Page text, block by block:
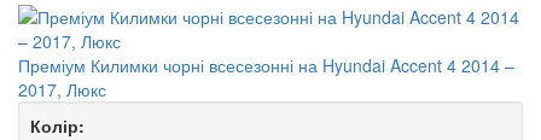
Преміум Килимки чорні всесезонні на Hyundai Accent 4 2014 –
2017, Люкс
Колір: